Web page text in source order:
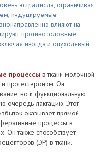
эстрадиола, ограничивая
индуцируемые
влияют на
противоположные
иногда и опухолевый
процессы в ткани молочной
прогестероном. Он
но и функциональную
очередь лактацию. Этот
оказывает прямой
процессы в
Он также способствует
(ЭР) в ткани.